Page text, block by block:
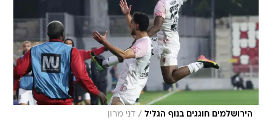
הירושלמים חוגגים בנוף הגליל / דני מרון